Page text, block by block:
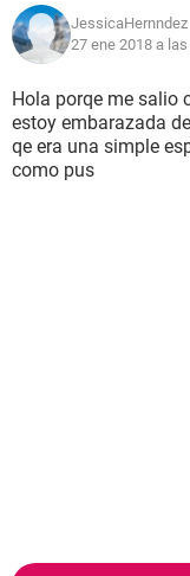
JessicaHernndez
27 ene 2018 a
Hola porqe me salio
estoy embarazada
qe era una simple
como pus